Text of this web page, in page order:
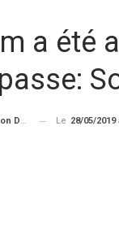
a été
Le 28/05/2019